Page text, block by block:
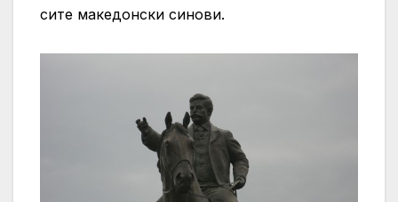
сите македонски синови.